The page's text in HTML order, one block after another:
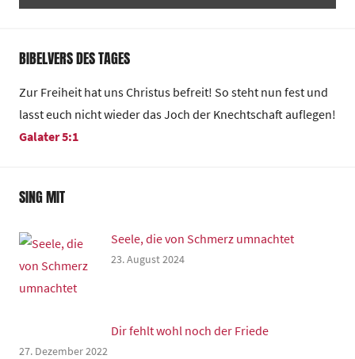
BIBELVERS DES TAGES
Zur Freiheit hat uns Christus befreit! So steht nun fest und
lasst euch nicht wieder das Joch der Knechtschaft auflegen!
Galater 5:1
SING MIT
Seele, die von Schmerz umnachtet
23. August 2024
Dir fehlt wohl noch der Friede
27. Dezember 2022